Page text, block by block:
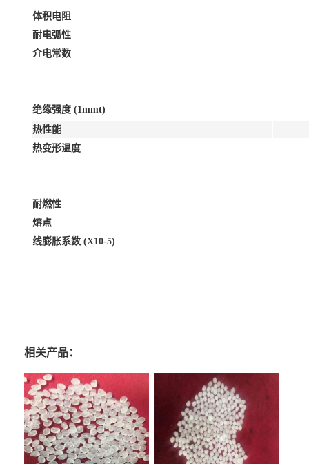
体积电阻
耐电弧性
介电常数
绝缘强度 (1mmt)
热性能
热变形温度
耐燃性
熔点
线膨胀系数 (X10-5)
相关产品：